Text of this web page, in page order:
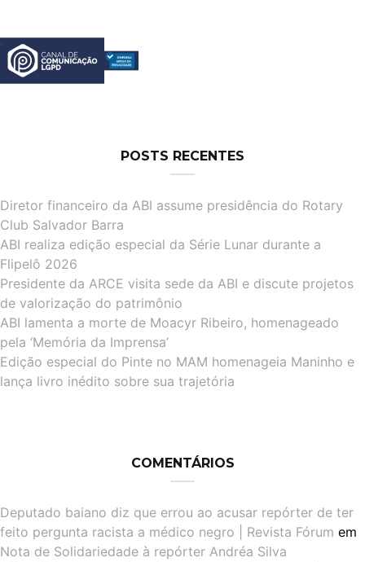
POSTS RECENTES
Diretor financeiro da ABI assume presidência do Rotary
Club Salvador Barra
ABI realiza edição especial da Série Lunar durante a
Flipelô 2026
Presidente da ARCE visita sede da ABI e discute projetos
de valorização do patrimônio
ABI lamenta a morte de Moacyr Ribeiro, homenageado
pela ‘Memória da Imprensa’
Edição especial do Pinte no MAM homenageia Maninho e
lança livro inédito sobre sua trajetória
COMENTÁRIOS
Deputado baiano diz que errou ao acusar repórter de ter
feito pergunta racista a médico negro | Revista Fórum em
Nota de Solidariedade à repórter Andréa Silva